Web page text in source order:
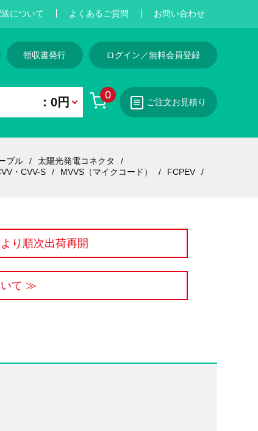
について よくあるご質問 お問い合わせ
領収書発行 ログイン／無料会員登録
0
：0円 ご注文お見積り
ブル
太陽光発電コネクタ
・CVV-S MVVS（マイクコード）
FCPEV
り順次出荷再開
いて ≫